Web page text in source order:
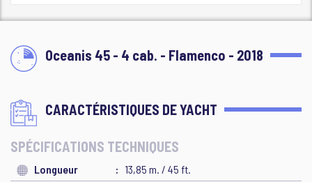
Oceanis 45 - 4 cab. - Flamenco - 2018
CARACTÉRISTIQUES DE YACHT
SPÉCIFICATIONS TECHNIQUES
Longueur
13,85 m. / 45 ft.